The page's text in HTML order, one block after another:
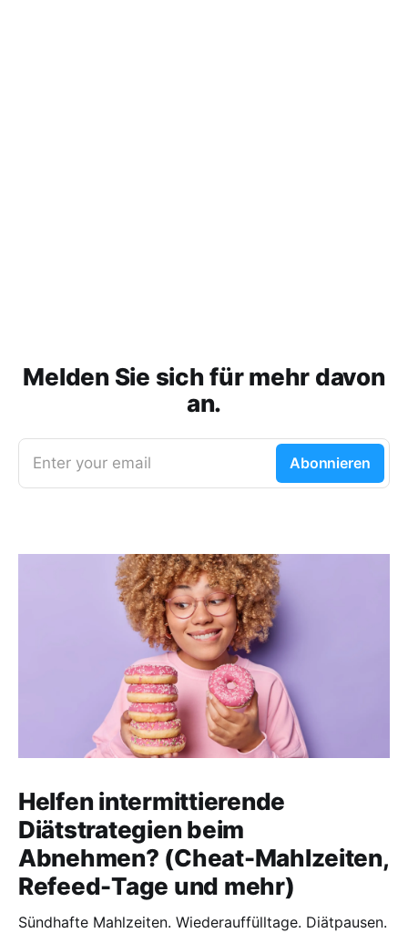
Melden Sie sich für mehr davon
an.
Enter your email Abonnieren
Helfen intermittierende
Diätstrategien beim
Abnehmen? (Cheat-Mahlzeiten,
Refeed-Tage und mehr)
Sündhafte Mahlzeiten. Wiederauffülltage. Diätpausen.